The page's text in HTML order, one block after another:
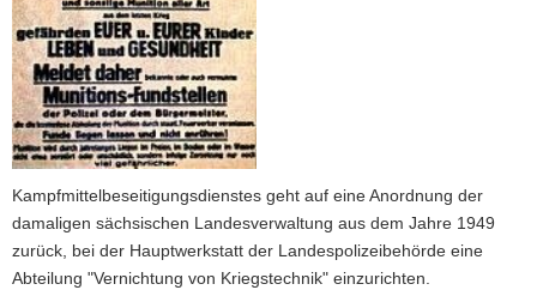
a
v
i
g
a
t
i
o
n
Kampfmittelbeseitigungsdienstes geht auf eine Anordnung der
damaligen sächsischen Landesverwaltung aus dem Jahre 1949
zurück, bei der Hauptwerkstatt der Landespolizeibehörde eine
Abteilung "Vernichtung von Kriegstechnik" einzurichten.